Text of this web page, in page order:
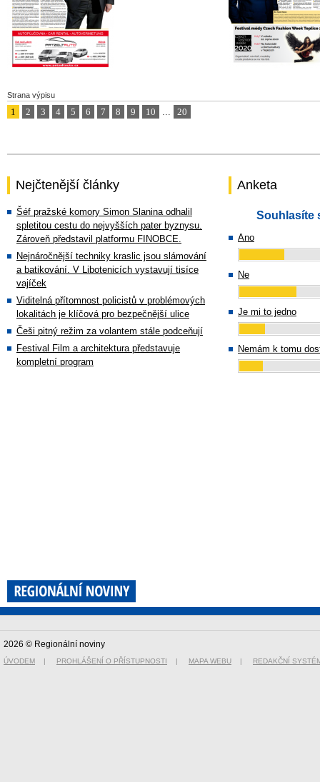
Strana výpisu
1 2 3 4 5 6 7 8 9 10 ... 20
Nejčtenější články
Šéf pražské komory Simon Slanina odhalil
spletitou cestu do nejvyšších pater byznysu.
Zároveň představil platformu FINOBCE.
Nejnáročnější techniky kraslic jsou slámování
a batikování. V Libotenicích vystavují tisíce
vajíček
Viditelná přítomnost policistů v problémových
lokalitách je klíčová pro bezpečnější ulice
Češi pitný režim za volantem stále podceňují
Festival Film a architektura představuje
kompletní program
Anketa
Souhlasíte
Ano
Ne
Je mi to jedno
Nemám k tomu
2026 © Regionální noviny
ÚVODEM | PROHLÁŠENÍ O PŘÍSTUPNOSTI | MAPA WEBU | REDAKČNÍ